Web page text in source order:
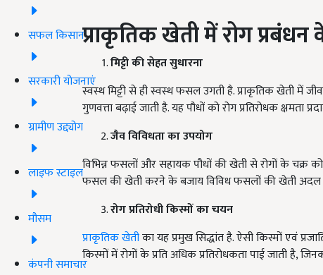
सफल किसान
सरकारी योजनाएं
ग्रामीण उद्द्योग
लाइफ स्टाइल
मौसम
कंपनी समाचार
प्राकृतिक खेती में रोग प्रबंधन
मिट्टी की सेहत सुधारना
स्वस्थ मिट्टी से ही स्वस्थ फसल उगती है. प्राकृतिक खेती में
गुणवत्ता बढ़ाई जाती है. यह पौधों को रोग प्रतिरोधक क्षमता
जैव विविधता का उपयोग
विभिन्न फसलों और सहायक पौधों की खेती से रोगों के चक्र
फसल की खेती करने के बजाय विविध फसलों की खेती
रोग प्रतिरोधी किस्मों का चयन
प्राकृतिक खेतीका यह प्रमुख सिद्धांत है. ऐसी किस्मों एवं
किस्मों में रोगों के प्रति अधिक प्रतिरोधकता पाई जाती है,